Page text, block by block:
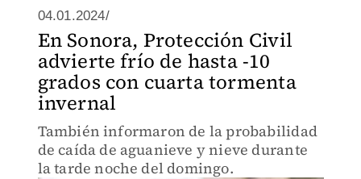
04.01.2024/
En Sonora, Protección Civil
advierte frío de hasta -10
grados con cuarta tormenta
invernal
También informaron de la probabilidad
de caída de aguanieve y nieve durante
la tarde noche del domingo.